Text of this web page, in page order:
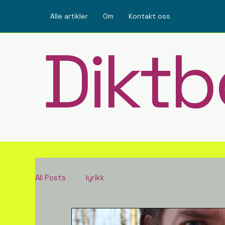
Alle artikler Om Kontakt oss
All Posts lyrikk